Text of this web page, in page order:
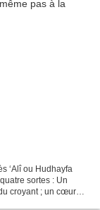
‘Alî ou Hudhayfa
sortes : Un
croyant ; un cœur